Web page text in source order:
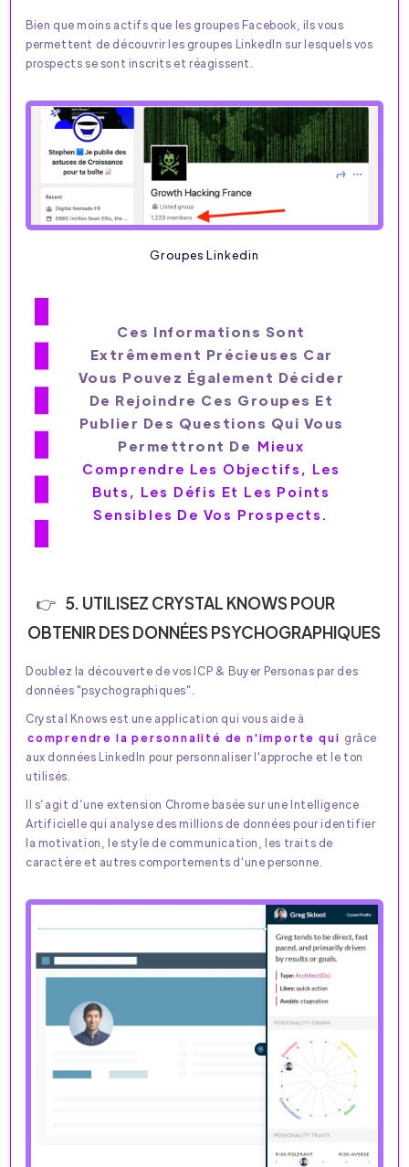
Bien que moins actifs que les groupes Facebook, ils vous
permettent de découvrir les groupes LinkedIn sur lesquels vos
prospects se sont inscrits et réagissent.
Groupes Linkedin
Ces Informations Sont
Extrêmement Précieuses Car
Vous Pouvez Également Décider
De Rejoindre Ces Groupes Et
Publier Des Questions Qui Vous
Permettront De Mieux
Comprendre Les Objectifs, Les
Buts, Les Défis Et Les Points
Sensibles De Vos Prospects.
5. UTILISEZ CRYSTAL KNOWS POUR
OBTENIR DES DONNÉES PSYCHOGRAPHIQUES
Doublez la découverte de vos ICP & Buyer Personas par des
données "psychographiques".
Crystal Knows est une application qui vous aide à
comprendre la personnalité de n'importe qui grâce
aux données LinkedIn pour personnaliser l'approche et le ton
utilisés.
Il s’agit d’une extension Chrome basée sur une Intelligence
Artificielle qui analyse des millions de données pour identifier
la motivation, le style de communication, les traits de
caractère et autres comportements d'une personne.